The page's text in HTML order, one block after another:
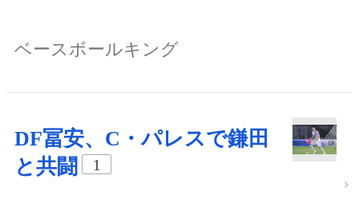
ベースボールキング
DF冨安、C・パレスで鎌田
と共闘
1